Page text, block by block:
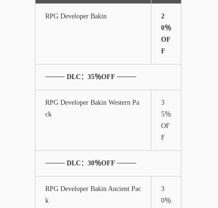
RPG Developer Bakin
2
0％
OF
F
──── DLC：35％OFF ────
RPG Developer Bakin Western Pa
ck
3
5％
OF
F
──── DLC：30％OFF ────
RPG Developer Bakin Ancient Pac
k
3
0％